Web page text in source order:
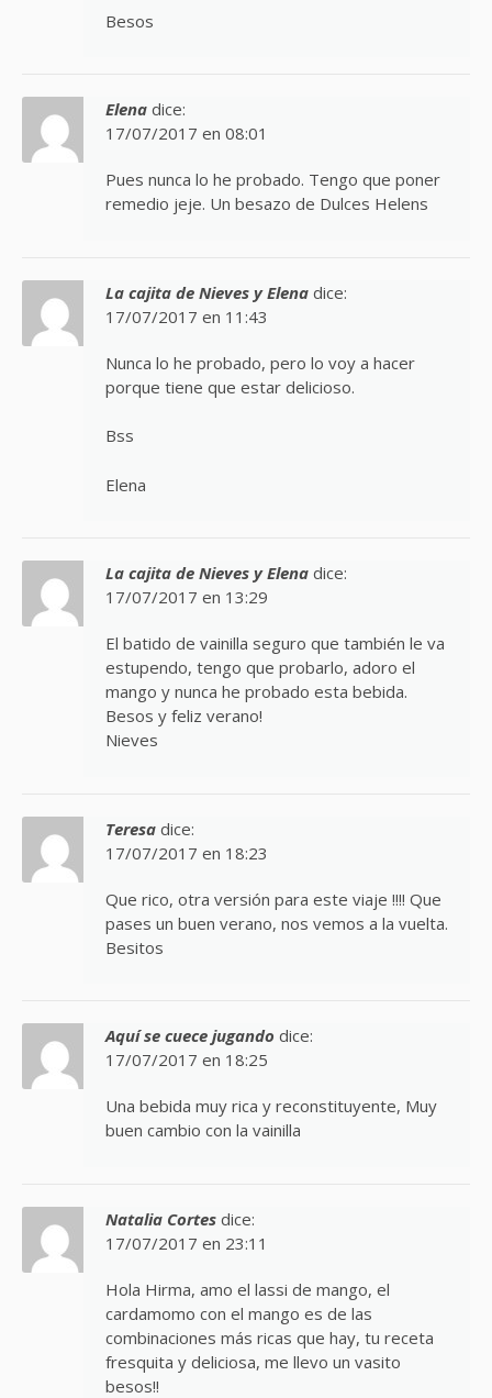
Besos
Elena dice:
17/07/2017 en 08:01
Pues nunca lo he probado. Tengo que poner
remedio jeje. Un besazo de Dulces Helens
La cajita de Nieves y Elena dice:
17/07/2017 en 11:43
Nunca lo he probado, pero lo voy a hacer
porque tiene que estar delicioso.
Bss
Elena
La cajita de Nieves y Elena dice:
17/07/2017 en 13:29
El batido de vainilla seguro que también le va
estupendo, tengo que probarlo, adoro el
mango y nunca he probado esta bebida.
Besos y feliz verano!
Nieves
Teresa dice:
17/07/2017 en 18:23
Que rico, otra versión para este viaje !!!! Que
pases un buen verano, nos vemos a la vuelta.
Besitos
Aquí se cuece jugando dice:
17/07/2017 en 18:25
Una bebida muy rica y reconstituyente, Muy
buen cambio con la vainilla
Natalia Cortes dice:
17/07/2017 en 23:11
Hola Hirma, amo el lassi de mango, el
cardamomo con el mango es de las
combinaciones más ricas que hay, tu receta
fresquita y deliciosa, me llevo un vasito
besos!!